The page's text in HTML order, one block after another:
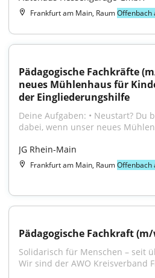
Frankfurt am Main, RaumOffenbach
Pädagogische Fachkräfte
neues Mühlenhaus für
der Eingliederungshilfe
Deine Aufgaben: • Neustart? Du
dabei, wenn unser neues
JG Rhein-Main
Frankfurt am Main, RaumOffenbach
Pädagogische Fachkraft
Solidarisch für Menschen – seit
Wir sind der AWO Kreisverband